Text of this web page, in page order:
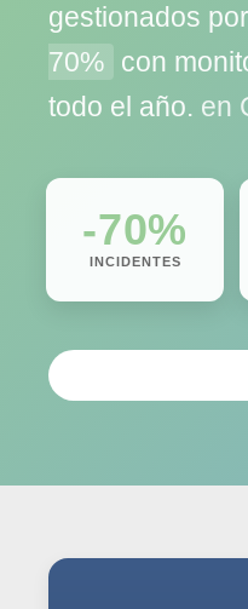
gestionados
70% con
todo el año. en
-70%
INCIDENTES